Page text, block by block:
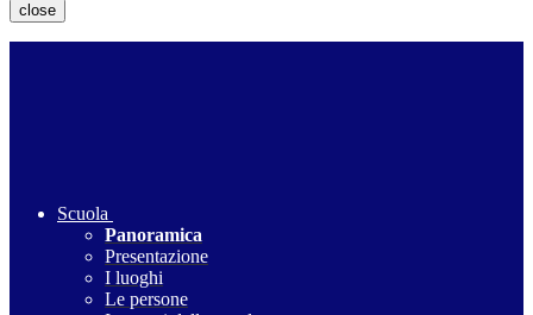
close
Scuola
Panoramica
Presentazione
I luoghi
Le persone